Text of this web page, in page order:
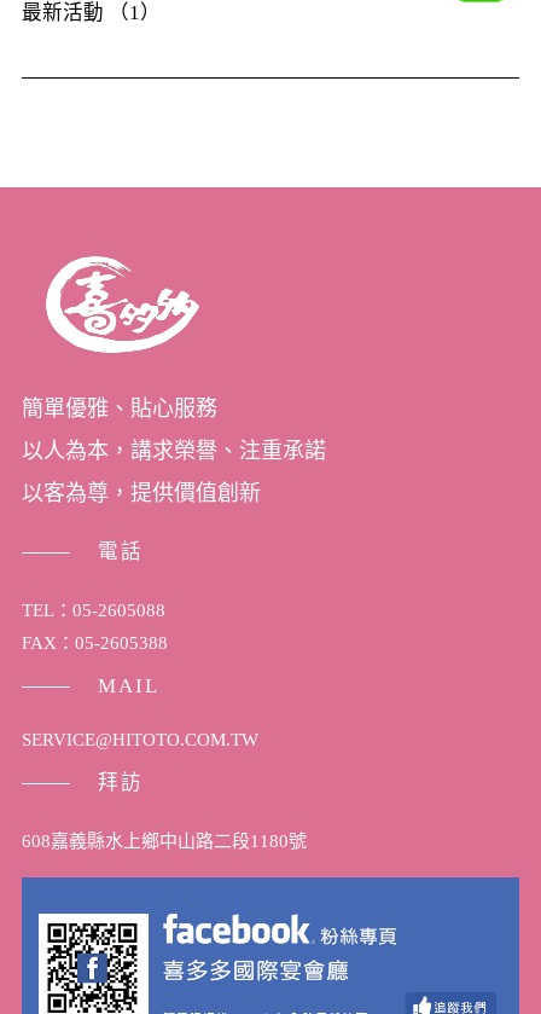
最新活動 （1）
簡單優雅、貼心服務
以人為本，講求榮譽、注重承諾
以客為尊，提供價值創新
電話
TEL：05-2605088
FAX：05-2605388
MAIL
SERVICE@HITOTO.COM.TW
拜訪
608嘉義縣水上鄉中山路二段1180號